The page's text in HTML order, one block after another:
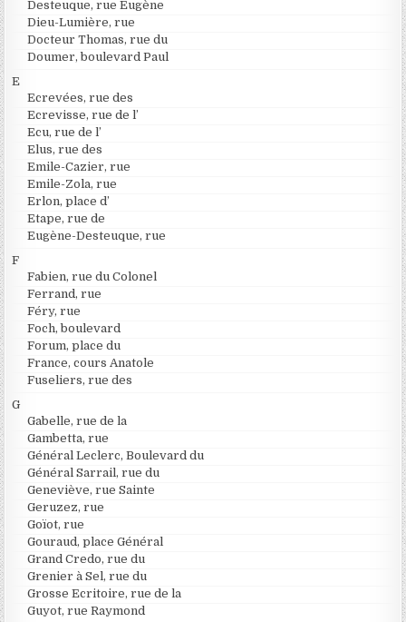
Desteuque, rue Eugène
Dieu-Lumière, rue
Docteur Thomas, rue du
Doumer, boulevard Paul
E
Ecrevées, rue des
Ecrevisse, rue de l’
Ecu, rue de l’
Elus, rue des
Emile-Cazier, rue
Emile-Zola, rue
Erlon, place d’
Etape, rue de
Eugène-Desteuque, rue
F
Fabien, rue du Colonel
Ferrand, rue
Féry, rue
Foch, boulevard
Forum, place du
France, cours Anatole
Fuseliers, rue des
G
Gabelle, rue de la
Gambetta, rue
Général Leclerc, Boulevard du
Général Sarrail, rue du
Geneviève, rue Sainte
Geruzez, rue
Goïot, rue
Gouraud, place Général
Grand Credo, rue du
Grenier à Sel, rue du
Grosse Ecritoire, rue de la
Guyot, rue Raymond